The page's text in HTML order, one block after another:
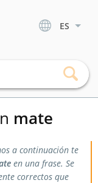
ES
mate
a continuación te
en una frase. Se
correctos que